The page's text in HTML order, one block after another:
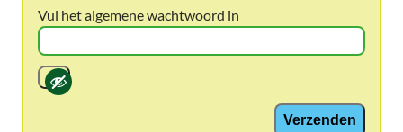
Vul het algemene wachtwoord in
Verzenden